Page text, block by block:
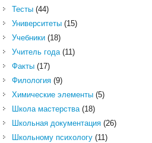
Тесты(44)
Университеты(15)
Учебники(18)
Учитель года(11)
Факты(17)
Филология(9)
Химические элементы(5)
Школа мастерства(18)
Школьная документация(26)
Школьному психологу(11)